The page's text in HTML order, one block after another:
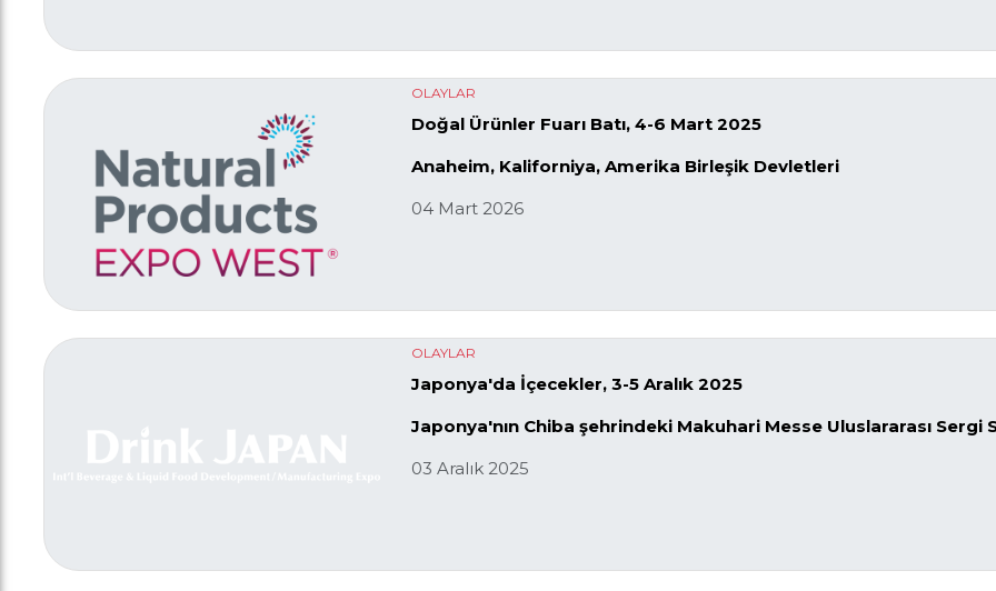
OLAYLAR
Doğal Ürünler Fuarı Batı, 4-6 Mart 2025
Anaheim, Kaliforniya, Amerika Birleşik Devletleri
04 Mart 2026
OLAYLAR
Japonya'da İçecekler, 3-5 Aralık 2025
Japonya'nın Chiba şehrindeki Makuhari Messe Uluslararası Sergi
03 Aralık 2025